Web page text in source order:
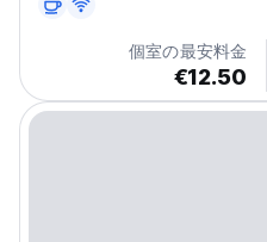
個室の最安料金
€12.50